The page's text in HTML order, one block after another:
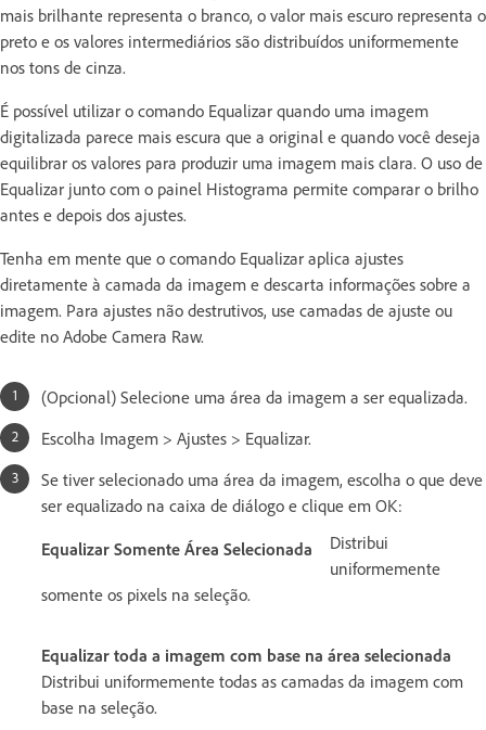
mais brilhante representa o branco, o valor mais escuro representa o
preto e os valores intermediários são distribuídos uniformemente
nos tons de cinza.
É possível utilizar o comando Equalizar quando uma imagem
digitalizada parece mais escura que a original e quando você deseja
equilibrar os valores para produzir uma imagem mais clara. O uso de
Equalizar junto com o painel Histograma permite comparar o brilho
antes e depois dos ajustes.
Tenha em mente que o comando Equalizar aplica ajustes
diretamente à camada da imagem e descarta informações sobre a
imagem. Para ajustes não destrutivos, use camadas de ajuste ou
edite no Adobe Camera Raw.
(Opcional) Selecione uma área da imagem a ser equalizada.
Escolha Imagem > Ajustes > Equalizar.
Se tiver selecionado uma área da imagem, escolha o que deve
ser equalizado na caixa de diálogo e clique em OK:
Equalizar Somente Área Selecionada
Distribui
uniformemente
somente os pixels na seleção.
Equalizar toda a imagem com base na área selecionada
Distribui uniformemente todas as camadas da imagem com
base na seleção.